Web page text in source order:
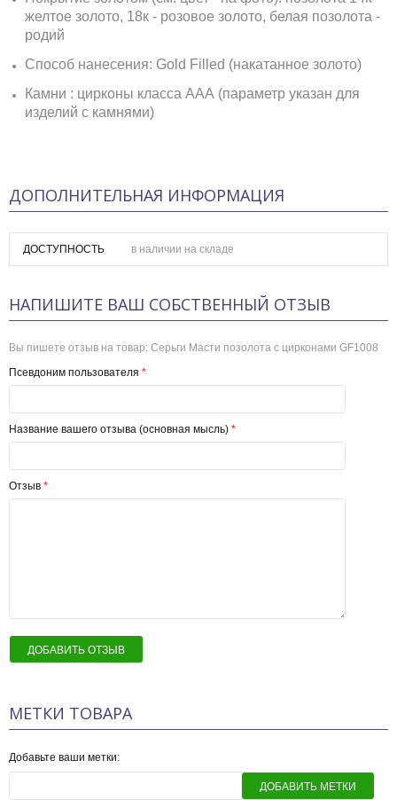
желтое золото, 18к - розовое золото, белая позолота -
родий
Способ нанесения: Gold Filled (накатанное золото)
Камни : цирконы класса ААА (параметр указан для
изделий с камнями)
ДОПОЛНИТЕЛЬНАЯ ИНФОРМАЦИЯ
ДОСТУПНОСТЬ в наличии на складе
НАПИШИТЕ ВАШ СОБСТВЕННЫЙ ОТЗЫВ
Вы пишете отзыв на товар: Серьги Масти позолота с цирконами GF1008
*
Псевдоним пользователя
*
Название вашего отзыва (основная мысль)
*
Отзыв
ДОБАВИТЬ ОТЗЫВ
МЕТКИ ТОВАРА
Добавьте ваши метки:
ДОБАВИТЬ МЕТКИ